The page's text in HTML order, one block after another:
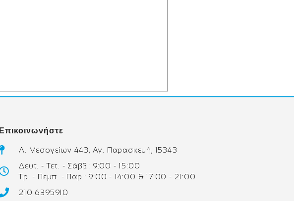
Επικοινωνήστε
Λ. Μεσογείων 443, Αγ. Παρασκευή, 15343
Δευτ. - Τετ. - Σάββ.: 9:00 - 15:00
Τρ. - Πεμπ. - Παρ.: 9:00 - 14:00 & 17:00 - 21:00
210 6395910